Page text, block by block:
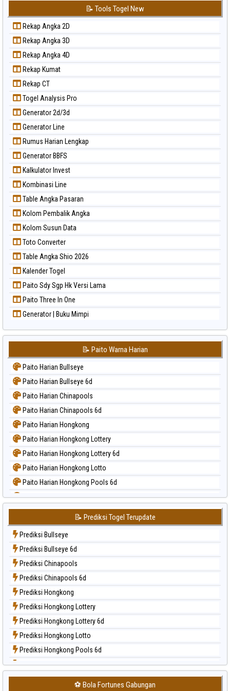
📝 Tools Togel New
Rekap Angka 2D
Rekap Angka 3D
Rekap Angka 4D
Rekap Kumat
Rekap CT
Togel Analysis Pro
Generator 2d/3d
Generator Line
Rumus Harian Lengkap
Generator BBFS
Kalkulator Invest
Kombinasi Line
Table Angka Pasaran
Kolom Pembalik Angka
Kolom Susun Data
Toto Converter
Table Angka Shio 2026
Kalender Togel
Paito Sdy Sgp Hk Versi Lama
Paito Three In One
Generator | Buku Mimpi
📝 Paito Warna Harian
Paito Harian Bullseye
Paito Harian Bullseye 6d
Paito Harian Chinapools
Paito Harian Chinapools 6d
Paito Harian Hongkong
Paito Harian Hongkong Lottery
Paito Harian Hongkong Lottery 6d
Paito Harian Hongkong Lotto
Paito Harian Hongkong Pools 6d
Paito Harian Japan
Paito Harian Japan 6d
Paito Harian Korea
Paito Harian Kuda Lari
Paito Harian Magnum Cambodia
Paito Harian Nagoya
Paito Harian New York Midday
Paito Harian North Carolina Day
Paito Harian Pcso
Paito Harian Pennsylvania Day
Paito Harian Sao Paulo
Paito Harian Singapore
Paito Harian Sydney
Paito Harian Sydney Lottery
📝 Prediksi Togel Terupdate
Prediksi Bullseye
Prediksi Bullseye 6d
Prediksi Chinapools
Prediksi Chinapools 6d
Prediksi Hongkong
Prediksi Hongkong Lottery
Prediksi Hongkong Lottery 6d
Prediksi Hongkong Lotto
Prediksi Hongkong Pools 6d
Prediksi Japan
Prediksi Japan 6d
⚽ Bola Fortunes Gabungan